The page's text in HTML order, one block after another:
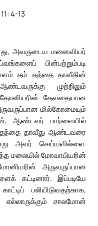
4-13
அவருடைய மனைவியர்
பின்பற்றும்படி
தம் தந்தை தாவீதின்
முற்றிலும்
தேவதையான
மில்கோமையும்
ஆண்டவர் பார்வையில்
தாவீது ஆண்டவரை
அவர் செய்யவில்லை.
மலையில் மோவாபியரின்
அருவருப்பான
கட்டினார். இப்படியே
பலியிடுவதற்காக,
சாலமோன்